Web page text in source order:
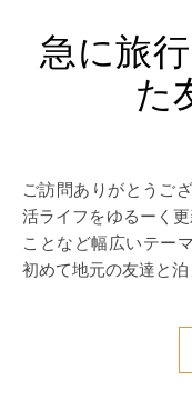
急に旅
た
ご訪問ありがとうございます╰(*´︶`*)╯ アラサーの東京生
活ライフをゆるーく
ことなど幅広いテー
初めて地元の友達と